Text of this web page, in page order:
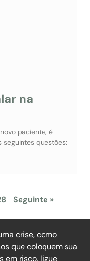
na
paciente, é
seguintes questões:
Seguinte »
crise, como
que coloquem sua
em risco, ligue